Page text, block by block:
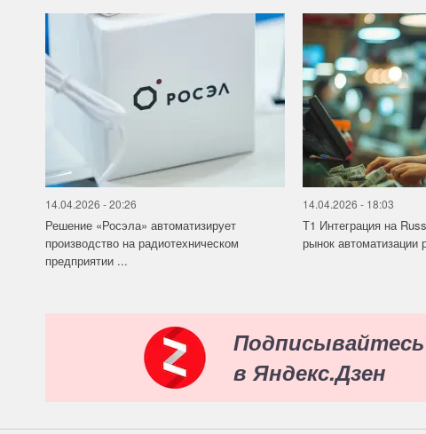
14.04.2026 - 20:26
Решение «Росэла» автоматизирует
производство на радиотехническом
предприятии ...
14.04.2026 - 18:03
Т1 Интеграция на
рынок автоматизации
Подписывайтесь
в Яндекс.Дзен